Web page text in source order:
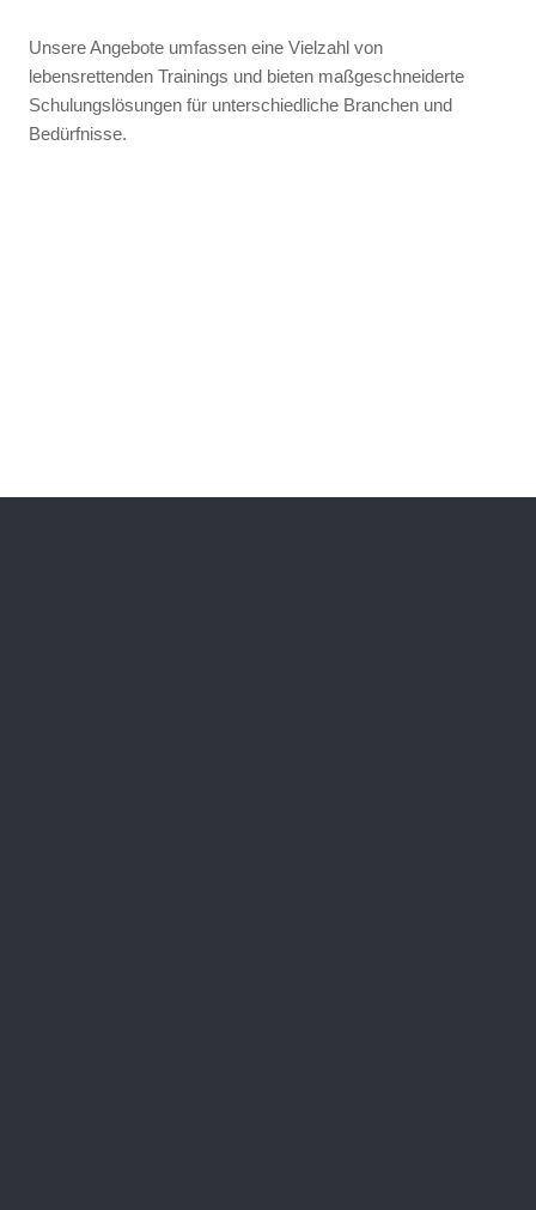
Unsere Angebote umfassen eine Vielzahl von
lebensrettenden Trainings und bieten maßgeschneiderte
Schulungslösungen für unterschiedliche Branchen und
Bedürfnisse.